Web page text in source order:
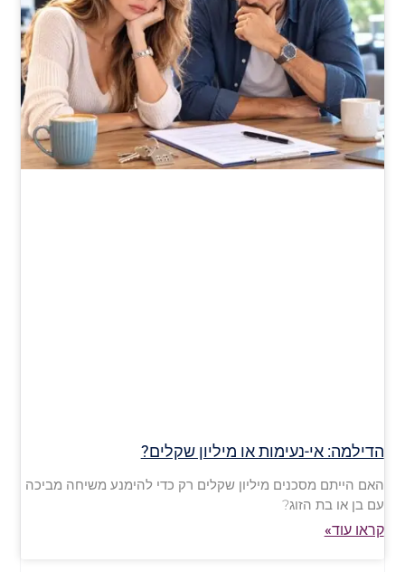
הדילמה: אי-נעימות או מיליון שקלים?
האם הייתם מסכנים מיליון שקלים רק כדי להימנע משיחה מביכה
עם בן או בת הזוג?
קראו עוד»